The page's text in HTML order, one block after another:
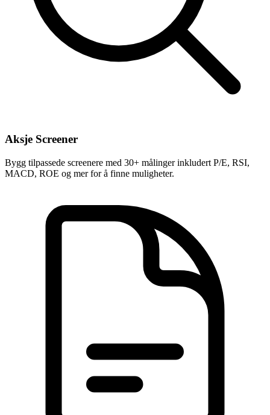
Aksje Screener
Bygg tilpassede screenere med 30+ målinger inkludert P/E, RSI,
MACD, ROE og mer for å finne muligheter.